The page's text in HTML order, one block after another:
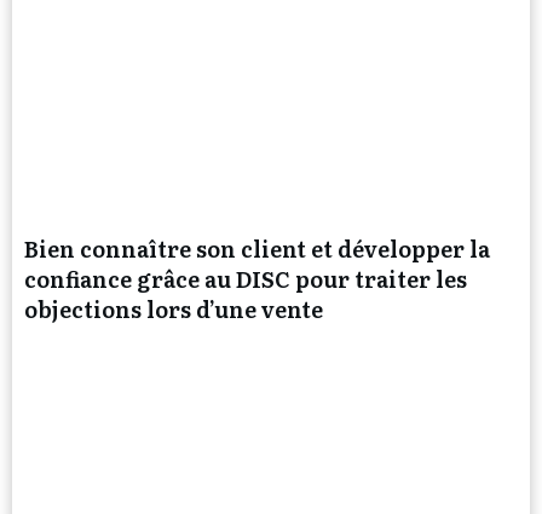
Bien connaître son client et développer la
confiance grâce au DISC pour traiter les
objections lors d’une vente